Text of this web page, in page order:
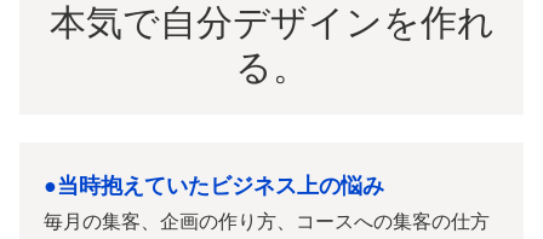
本気で自分デザインを作れ
る。
●当時抱えていたビジネス上の悩み
毎月の集客、企画の作り方、コースへの集客の仕方